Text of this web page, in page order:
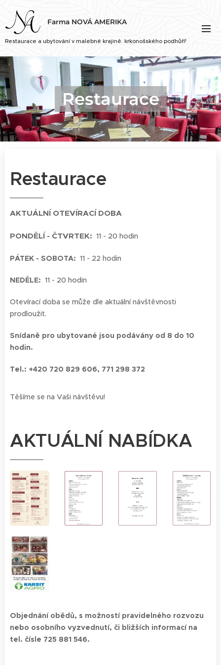
Farma NOVÁ AMERIKA
Restaurace a ubytování v malebné krajině. krkonošského podhůří!
Restaurace
Restaurace
AKTUÁLNÍ OTEVÍRACÍ DOBA
PONDĚLÍ - ČTVRTEK: 11 - 20 hodin
PÁTEK - SOBOTA: 11 - 22 hodin
NEDĚLE: 11 - 20 hodin
Otevírací doba se může dle aktuální návštěvnosti
prodloužit.
Snídaně pro ubytované jsou podávány od 8 do 10
hodin.
Tel.: +420 720 829 606, 771 298 372
Těšíme se na Vaši návštěvu!
AKTUÁLNÍ NABÍDKA
Objednání obědů, s možností pravidelného rozvozu
nebo osobního vyzvednutí, či bližších informací na
tel. čísle 725 881 546.